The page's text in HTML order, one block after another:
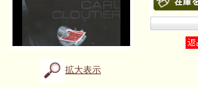
拡大表示